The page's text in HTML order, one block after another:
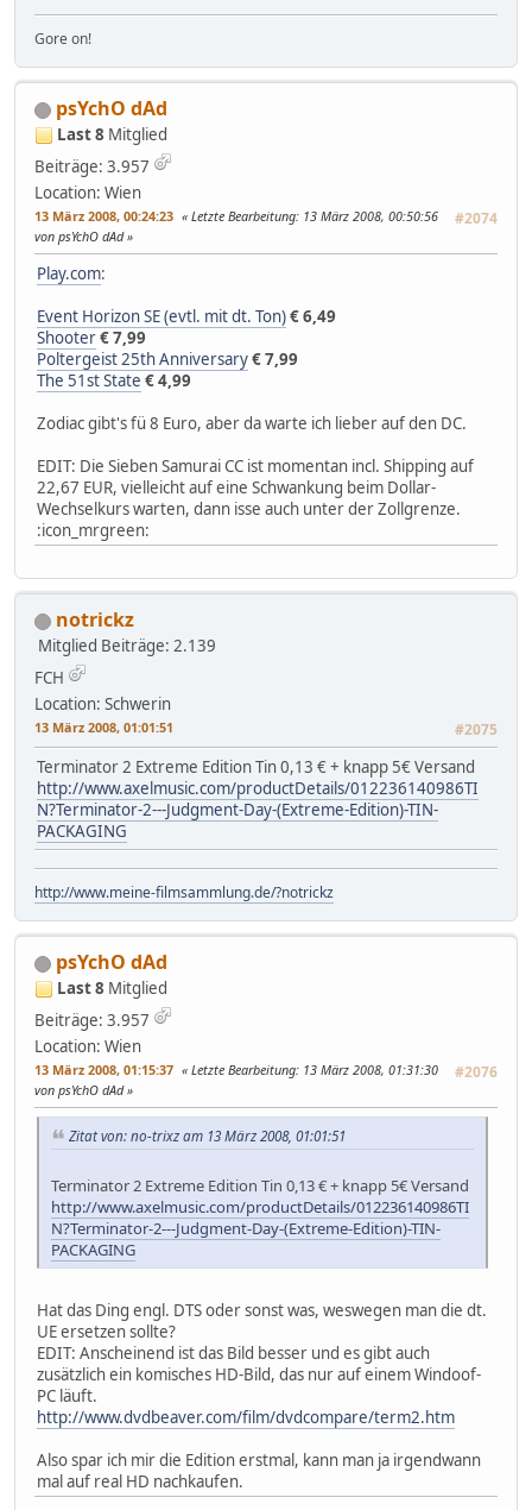
Gore on!
psYchO dAd
Last 8 Mitglied
Beiträge: 3.957
Location: Wien
13 März 2008, 00:24:23 #2074
Letzte Bearbeitung: 13 März 2008, 00:50:56
von psYchO dAd
Play.com:
Event Horizon SE (evtl. mit dt. Ton)€ 6,49
Shooter€ 7,99
Poltergeist 25th Anniversary€ 7,99
The 51st State € 4,99
Zodiac gibt's fü 8 Euro, aber da warte ich lieber auf den DC.
EDIT: Die Sieben Samurai CC ist momentan incl. Shipping auf
22,67 EUR, vielleicht auf eine Schwankung beim Dollar-
Wechselkurs warten, dann isse auch unter der Zollgrenze.
:icon_mrgreen:
notrickz
Mitglied Beiträge: 2.139
FCH
Location: Schwerin
13 März 2008, 01:01:51 #2075
Terminator 2 Extreme Edition Tin 0,13 € + knapp 5€ Versand
http://www.axelmusic.com/productDetails/012236140986TI
N?Terminator-2---Judgment-Day-(Extreme-Edition)-TIN-
PACKAGING
http://www.meine-filmsammlung.de/?notrickz
psYchO dAd
Last 8 Mitglied
Beiträge: 3.957
Location: Wien
13 März 2008, 01:15:37 #2076
Letzte Bearbeitung: 13 März 2008, 01:31:30
von psYchO dAd
Zitat von: no-trixz am 13 März 2008, 01:01:51
Terminator 2 Extreme Edition Tin 0,13 € + knapp 5€ Versand
http://www.axelmusic.com/productDetails/012236140986TI
N?Terminator-2---Judgment-Day-(Extreme-Edition)-TIN-
PACKAGING
Hat das Ding engl. DTS oder sonst was, weswegen man die dt.
UE ersetzen sollte?
EDIT: Anscheinend ist das Bild besser und es gibt auch
zusätzlich ein komisches HD-Bild, das nur auf einem Windoof-
PC läuft.
http://www.dvdbeaver.com/film/dvdcompare/term2.htm
Also spar ich mir die Edition erstmal, kann man ja irgendwann
mal auf real HD nachkaufen.